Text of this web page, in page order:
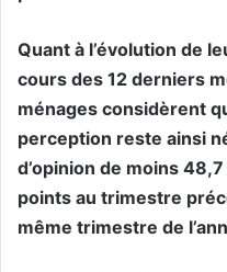
Quant à l’évolution de
cours des 12 derniers
ménages considèrent
perception reste ainsi
d’opinion de moins
points au trimestre
même trimestre de